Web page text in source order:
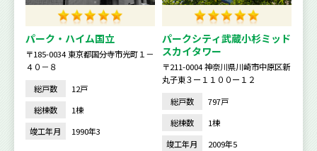
パーク・ハイム国立
〒185-0034 東京都国分寺市光町１－
４０－８
総戸数
12戸
総棟数
1棟
竣工年月
1990年3
パークシティ武蔵小杉ミッド
スカイタワー
〒211-0004 神奈川県川崎市中原区新
丸子東３ー１１００ー１２
総戸数
797戸
総棟数
1棟
竣工年月
2009年5